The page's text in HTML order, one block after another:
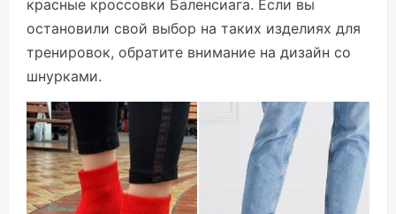
красные кроссовки Баленсиага. Если вы
остановили свой выбор на таких изделиях для
тренировок, обратите внимание на дизайн со
шнурками.